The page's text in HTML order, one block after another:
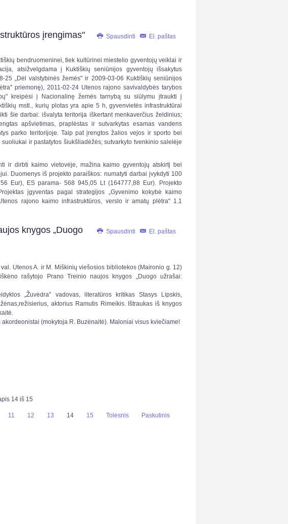
Spausdinti El. paštas
įrengimas"
bendruomeninei, tiek kultūrinei miestelio gyventojų veiklai ir
atsižvelgdama į Kuktiškių seniūnijos gyventojų išsakytus
25 „Dėl valstybinės žemės" ir 2009-03-06 Kuktiškių seniūnijos
priemonę), 2011-02-24 Utenos rajono savivaldybės tarybos
kreipėsi į Nacionalinę žemės tarnybą su siūlymu įtraukti į
mstl., kurių plotas yra apie 5 h, gyvenvietės infrastruktūrai
šie darbai: išvalyta teritorija iškertant menkaverčius želdinius;
apšvietimas, praplėstas ir sutvarkytas esamas vandens
parko teritorijoje. Taip pat įrengtos žalios vejos ir sporto bei
ir pastatytos šiukšliadėžės; sutvarkyto tvenkinio salelėje
ir dirbti kaimo vietovėje, mažina kaimo gyventojų atskirtį bei
Duomenys iš projekto paraiškos: numatyti darbai įvykdyti 100
Eur), ES parama- 568 945,05 Lt (164777,88 Eur). Projekto
įgyventas pagal strategijos „Gyvenimo kokybė kaimo
rajono kaimo infrastruktūros, verslo ir amatų plėtra" 1.1
Spausdinti El. paštas
knygos „Duogo
Utenos A. ir M. Miškinių viešosios bibliotekos (Maironio g. 12)
rašytojo Prano Treinio naujos knygos „Duogo užrašai:
„Žuvėdra" vadovas, literatūros kritikas Stasys Lipskis,
aktorius Ramutis Rimeikis. Ištraukas iš knygos
(mokytoja R. Buzėnaitė). Maloniai visus kviečiame!
14 iš 15
11 12 13 14 15 Tolesnis Paskutinis